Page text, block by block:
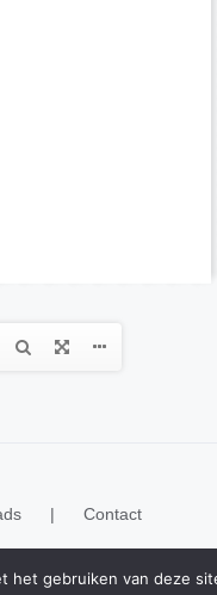
Contact
gebruiken van deze